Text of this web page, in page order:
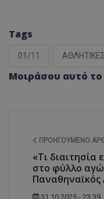
Tags
01/11
Μοιράσου αυτό
ΠΡΟΗΓΟΎΜΕΝΟ
«Τι διαιτησία
στο φύλλο
Παναθηναϊκός
31.10.2025 - 23:39